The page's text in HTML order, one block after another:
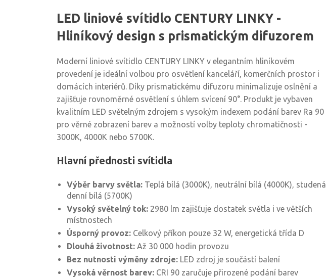
LED liniové svítidlo CENTURY LINKY -
Hliníkový design s prismatickým difuzorem
Moderní liniové svítidlo CENTURY LINKY v elegantním hliníkovém
provedení je ideální volbou pro osvětlení kanceláří, komerčních prostor i
domácích interiérů. Díky prismatickému difuzoru minimalizuje oslnění a
zajišťuje rovnoměrné osvětlení s úhlem svícení 90°. Produkt je vybaven
kvalitním LED světelným zdrojem s vysokým indexem podání barev Ra 90
pro věrné zobrazení barev a možností volby teploty chromatičnosti -
3000K, 4000K nebo 5700K.
Hlavní přednosti svítidla
Výběr barvy světla: Teplá bílá (3000K), neutrální bílá (4000K), studená
denní bílá (5700K)
Vysoký světelný tok: 2980 lm zajišťuje dostatek světla i ve větších
místnostech
Úsporný provoz: Celkový příkon pouze 32 W, energetická třída D
Dlouhá životnost: Až 30 000 hodin provozu
Bez nutnosti výměny zdroje: LED zdroj je součástí balení
Vysoká věrnost barev: CRI 90 zaručuje přirozené podání barev